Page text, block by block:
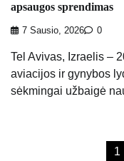
apsaugos sprendimas
7 Sausio, 2026 0
Tel Avivas, Izraelis –
aviacijos ir gynybos
sėkmingai užbaigė
1